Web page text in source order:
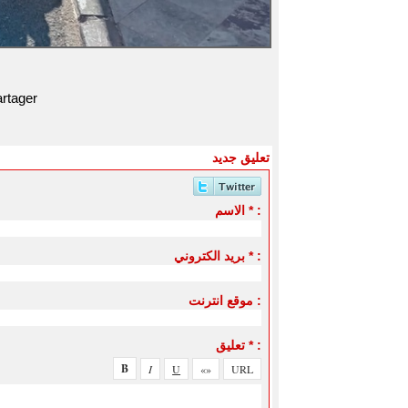
تعليق جديد
الاسم * :
بريد الكتروني * :
موقع انترنت :
تعليق * :